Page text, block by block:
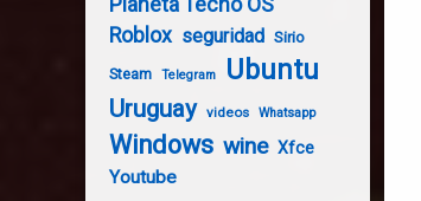
Planeta Tecno OS
Roblox seguridad Sirio
Steam Telegram Ubuntu
Uruguay videos Whatsapp
Windows wine Xfce
Youtube